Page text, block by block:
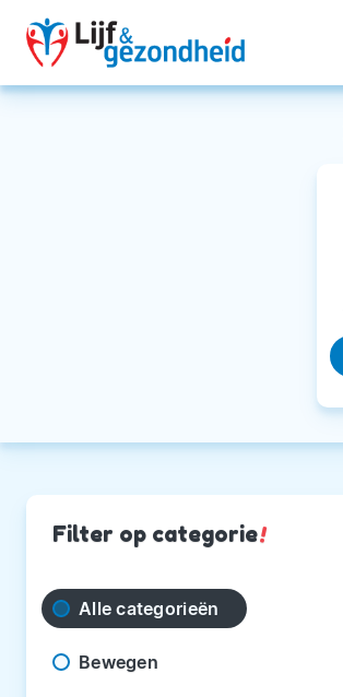
Filter op categorie!
Alle categorieën
Bewegen